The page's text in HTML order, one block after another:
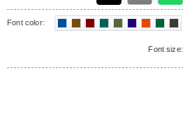
Font color:
Font size: